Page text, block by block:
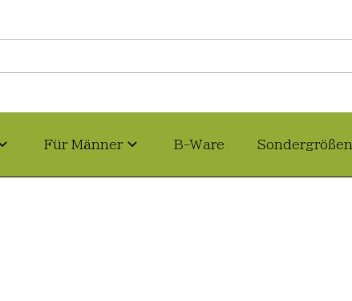
Für Männer B-Ware Sondergrößen